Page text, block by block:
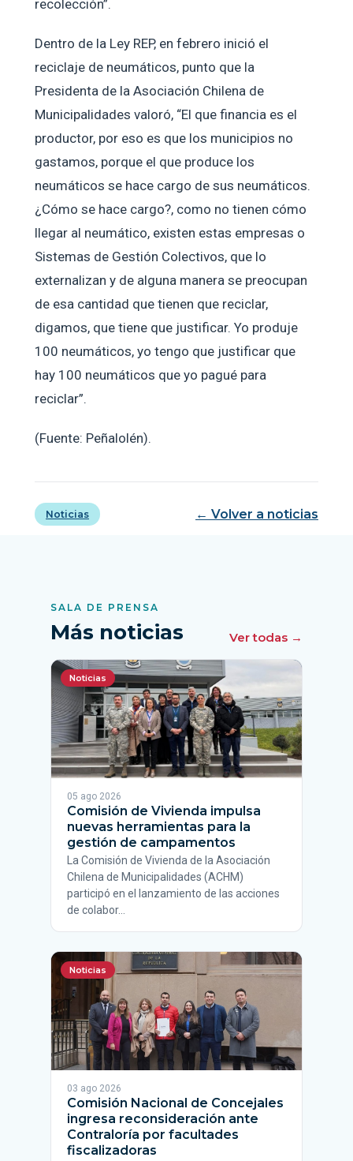
recolección”.
Dentro de la Ley REP, en febrero inició el
reciclaje de neumáticos, punto que la
Presidenta de la Asociación Chilena de
Municipalidades valoró, “El que financia es el
productor, por eso es que los municipios no
gastamos, porque el que produce los
neumáticos se hace cargo de sus neumáticos.
¿Cómo se hace cargo?, como no tienen cómo
llegar al neumático, existen estas empresas o
Sistemas de Gestión Colectivos, que lo
externalizan y de alguna manera se preocupan
de esa cantidad que tienen que reciclar,
digamos, que tiene que justificar. Yo produje
100 neumáticos, yo tengo que justificar que
hay 100 neumáticos que yo pagué para
reciclar”.
(Fuente: Peñalolén).
Noticias ← Volver a noticias
SALA DE PRENSA
Más noticias Ver todas →
Noticias
05 ago 2026
Comisión de Vivienda impulsa
nuevas herramientas para la
gestión de campamentos
La Comisión de Vivienda de la Asociación
Chilena de Municipalidades (ACHM)
participó en el lanzamiento de las acciones
de colabor…
Noticias
03 ago 2026
Comisión Nacional de Concejales
ingresa reconsideración ante
Contraloría por facultades
fiscalizadoras